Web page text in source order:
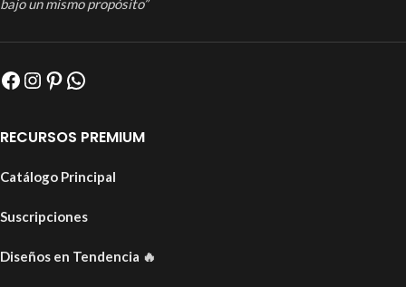
bajo un mismo propósito”
RECURSOS PREMIUM
Catálogo Principal
Suscripciones
Diseños en Tendencia 🔥